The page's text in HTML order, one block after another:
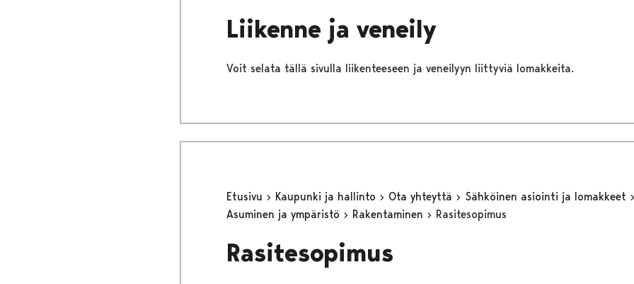
Liikenne ja veneily
Voit selata tällä sivulla liikenteeseen ja veneilyyn liittyviä lomakkeita.
Etusivu Kaupunki ja hallinto Ota yhteyttä
Sähköinen asiointi ja lomakkeet
Asuminen ja ympäristö
Rakentaminen Rasitesopimus
Rasitesopimus